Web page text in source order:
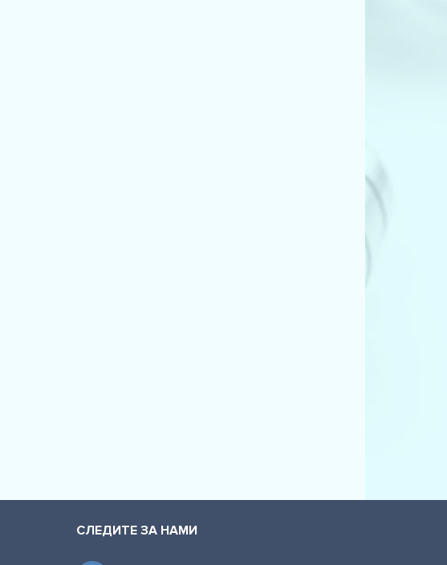
СЛЕДИТЕ ЗА НАМИ